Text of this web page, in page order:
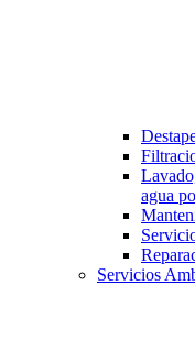
agua
Servicios